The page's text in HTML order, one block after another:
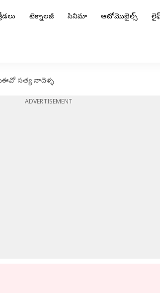
టెక్నాలజీ సినిమా ఆటోమొబైల్స్
సీఈవో సత్య నాదెళ్ళ
ADVERTISEMENT